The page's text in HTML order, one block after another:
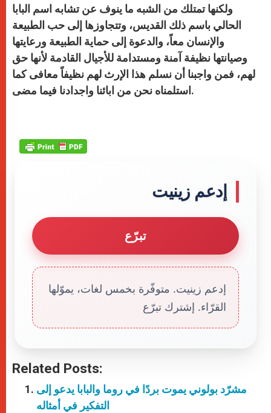
ولكنها تمتلك من الشبه ما ينوف عن تشابه اسم البابا
الحالي باسم ذلك القديس، وتتجاوزها إلى حب الطبيعة
والإنسان معاً، والدعوة إلى حماية الطبيعة ورعايتها
وصيانتها نظيفة آمنة ومستدامة للأجيال القادمة لأنها حق
لهم، فمن واجبنا أن نسلم هذا الإرث لهم نظيفاً معافى كما
استلمناه نحن من ابائنا واجدادنا فيما مضى.
إدعم زينيت
تبرّع
إدعم زينيت. متوفّرة بخمس لغات، يموّلها
القرّاء. إشترك تبرّع
Related Posts:
مشرّد بولوني يموت بردًا في روما والبابا يدعو إلى
التفكير في أمثاله